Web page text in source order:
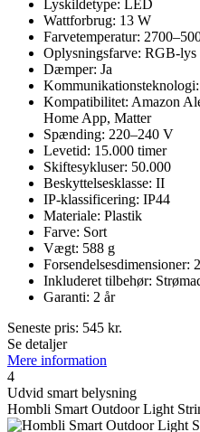
Lyskildetype: LED
Wattforbrug: 13 W
Farvetemperatur:
Oplysningsfarve: RGB-lys
Dæmper: Ja
Kompatibilitet: Amazon
Home App, Matter
Spænding: 220–240 V
Levetid: 15.000 timer
Skiftesykluser: 50.000
Beskyttelsesklasse: II
IP-klassificering: IP44
Materiale: Plastik
Farve: Sort
Vægt: 588 g
Forsendelsesdimensioner:
Inkluderet tilbehør:
Garanti: 2 år
Seneste pris: 545 kr.
Se detaljer
Mere information
4
Udvid smart belysning
Hombli Smart Outdoor Light